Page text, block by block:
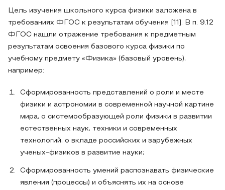
Цель изучения школьного курса физики заложена в
требованиях ФГОС к результатам обучения [11]. В п. 9.12
ФГОС нашли отражение требования к предметным
результатам освоения базового курса физики по
учебному предмету «Физика» (базовый уровень),
например:
Сформированность представлений о роли и месте
физики и астрономии в современной научной картине
мира, о системообразующей роли физики в развитии
естественных наук, техники и современных
технологий, о вкладе российских и зарубежных
ученых-физиков в развитие науки;
Сформированность умений распознавать физические
явления (процессы) и объяснять их на основе